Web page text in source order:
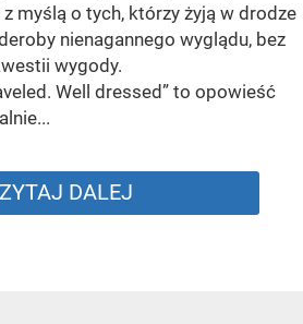
myślą o tych, którzy żyją w drodze
nienagannego wyglądu, bez
wygody.
Well dressed” to opowieść
DALEJ